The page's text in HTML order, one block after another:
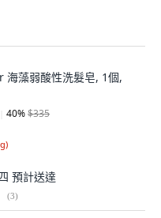
海藻弱酸性洗髮皂, 1個,
40%$335
)
預計送達
(3)